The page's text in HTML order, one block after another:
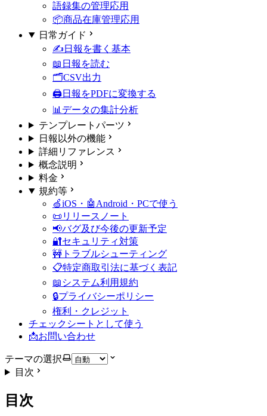
語録集の管理応用
📦商品在庫管理応用
日常ガイド
✍️日報を書く 基本
📖日報を読む
🗂️CSV出力
🖨️日報をPDFに変換する
📊データの集計分析
テンプレートパーツ
日報以外の機能
詳細リファレンス
概念説明
料金
規約等
🍏iOS・🤖Android・PCで使う
📜リリースノート
📢バグ及び今後の更新予定
🔐セキュリティ対策
🚧トラブルシューティング
📋特定商取引法に基づく表記
📖システム利用規約
🔒プライバシーポリシー
権利・クレジット
チェックシートとして使う
📩お問い合わせ
テーマの選択
目次
目次